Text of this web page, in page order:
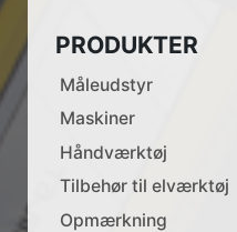
PRODUKTER
Måleudstyr
Maskiner
Håndværktøj
Tilbehør til elværktøj
Opmærkning